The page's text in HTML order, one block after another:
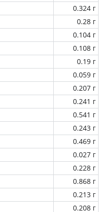
0.324 г
0.28 г
0.104 г
0.108 г
0.19 г
0.059 г
0.207 г
0.241 г
0.541 г
0.243 г
0.469 г
0.027 г
0.228 г
0.868 г
0.213 г
0.208 г